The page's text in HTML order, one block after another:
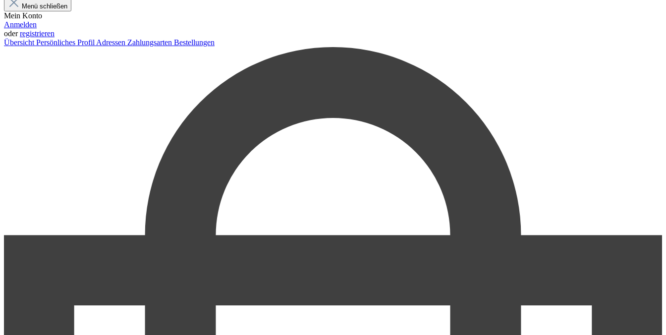
Menü schließen
Mein Konto
Anmelden
oderregistrieren
Übersicht Persönliches Profil Adressen Zahlungsarten Bestellungen